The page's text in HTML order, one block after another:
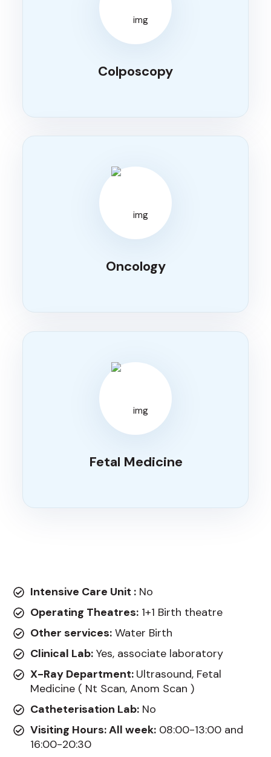
Colposcopy
Oncology
Fetal Medicine
Intensive Care Unit :No
Operating Theatres:1+1 Birth theatre
Other services:Water Birth
Clinical Lab:Yes, associate laboratory
X-Ray Department: Ultrasound, Fetal
Medicine ( Nt Scan, Anom Scan )
Catheterisation Lab:No
Visiting Hours: All week:08:00-13:00 and
16:00-20:30